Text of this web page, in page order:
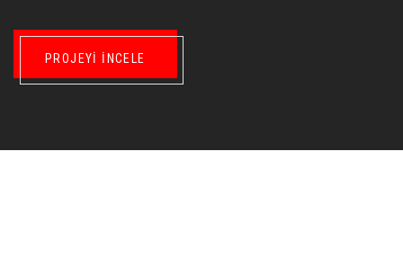
PROJEYI İNCELE